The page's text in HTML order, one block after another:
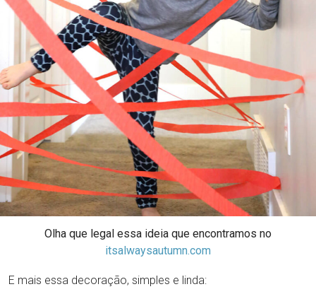
Olha que legal essa ideia que encontramos no
itsalwaysautumn.com
E mais essa decoração, simples e linda: